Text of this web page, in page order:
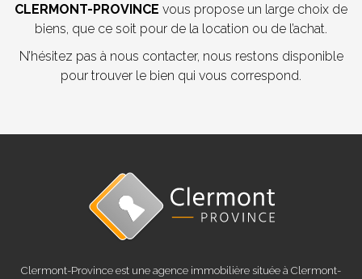
CLERMONT-PROVINCE vous propose un large choix de
biens, que ce soit pour de la location ou de l’achat.
N’hésitez pas à nous contacter, nous restons disponible
pour trouver le bien qui vous correspond.
Clermont-Province est une agence immobilière située à Clermont-